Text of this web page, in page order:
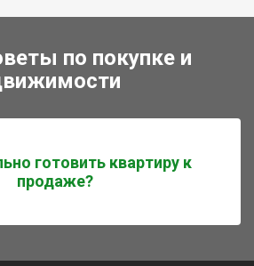
по покупке и
готовить квартиру к
продаже?